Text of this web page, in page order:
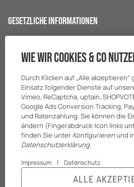
Gesetzliche Informationen
Impressum
Batteriegesetzhinweise
Wie wir Cookies & Co
Durch Klicken auf „Alle
Einsatz folgender Dienste auf
Vimeo, ReCaptcha, uptain,
Google Ads Conversion Tracking,
und Ratenzahlung. Sie können die
ändern (Fingerabdruck-Icon links
finden Sie unter Konfigurierenund
Datenschutzerklärung.
Impressum | Datenschutz
ALLE